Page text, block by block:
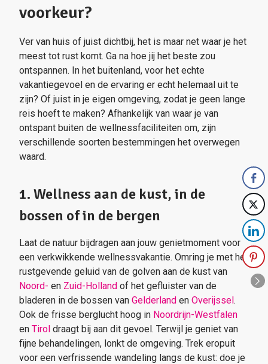
voorkeur?
Ver van huis of juist dichtbij, het is maar net waar je het
meest tot rust komt. Ga na hoe jij het beste zou
ontspannen. In het buitenland, voor het echte
vakantiegevoel en de ervaring er echt helemaal uit te
zijn? Of juist in je eigen omgeving, zodat je geen lange
reis hoeft te maken? Afhankelijk van waar je van
ontspant buiten de wellnessfaciliteiten om, zijn
verschillende soorten bestemmingen het overwegen
waard.
1. Wellness aan de kust, in de
bossen of in de bergen
Laat de natuur bijdragen aan jouw genietmoment voor
een verkwikkende wellnessvakantie. Omring je met het
rustgevende geluid van de golven aan de kust van
Noord- en Zuid-Holland of het gefluister van de
bladeren in de bossen van Gelderland en Overijssel.
Ook de frisse berglucht hoog in Noordrijn-Westfalen
en Tirol draagt bij aan dit gevoel. Terwijl je geniet van
fijne behandelingen, lonkt de omgeving. Trek eropuit
voor een verfrissende wandeling langs de kust: doe je